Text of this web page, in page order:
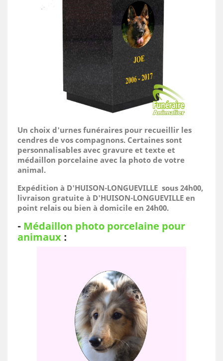
Un choix d'urnes funéraires pour recueillir les
cendres de vos compagnons. Certaines sont
personnalisables avec gravure et texte et
médaillon porcelaine avec la photo de votre
animal.
Expédition à D'HUISON-LONGUEVILLE sous 24h00,
livraison gratuite à D'HUISON-LONGUEVILLE en
point relais ou bien à domicile en 24h00.
- Médaillon photo porcelaine pour
animaux :